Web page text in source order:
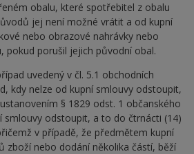
obalu, které spotřebitel z obalu
jej není možné vrátit a od kupní
nebo obrazové nahrávky nebo
pokud porušil jejich původní obal.
uvedený v čl. 5.1 obchodních
kdy nelze od kupní smlouvy odstoupit,
§ 1829 odst. 1 občanského
smlouvy odstoupit, a to do čtrnácti (14)
v případě, že předmětem kupní
zboží nebo dodání několika částí, běží